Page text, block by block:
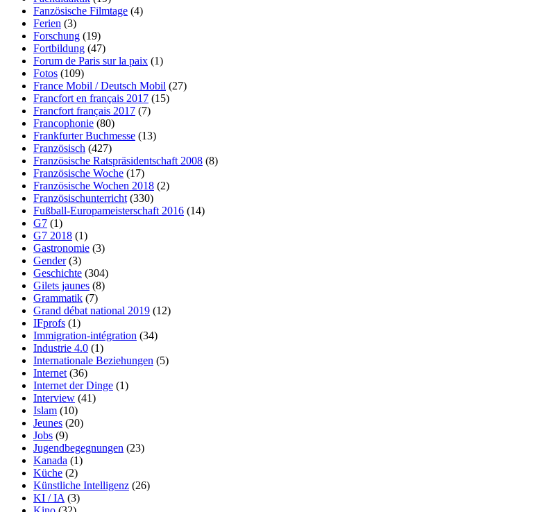
Fanzösische Filmtage (4)
Ferien (3)
Forschung (19)
Fortbildung (47)
Forum de Paris sur la paix (1)
Fotos (109)
France Mobil / Deutsch Mobil (27)
Francfort en français 2017 (15)
Francfort français 2017 (7)
Francophonie (80)
Frankfurter Buchmesse (13)
Französisch (427)
Französische Ratspräsidentschaft 2008 (8)
Französische Woche (17)
Französische Wochen 2018 (2)
Französischunterricht (330)
Fußball-Europameisterschaft 2016 (14)
G7 (1)
G7 2018 (1)
Gastronomie (3)
Gender(3)
Geschichte (304)
Gilets jaunes (8)
Grammatik (7)
Grand débat national 2019 (12)
IFprofs (1)
Immigration-intégration (34)
Industrie 4.0 (1)
Internationale Beziehungen (5)
Internet (36)
Internet der Dinge (1)
Interview (41)
Islam (10)
Jeunes (20)
Jobs (9)
Jugendbegegnungen (23)
Kanada (1)
Küche (2)
Künstliche Intelligenz (26)
KI / IA (3)